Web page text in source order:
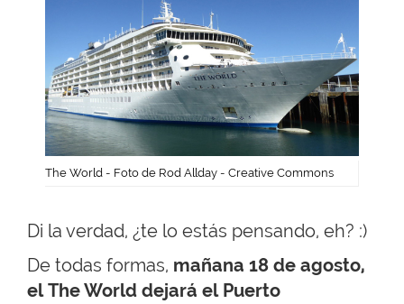
The World - Foto de Rod Allday - Creative Commons
Di la verdad, ¿te lo estás pensando, eh? :)
De todas formas, mañana 18 de agosto,
el The World dejará el Puerto